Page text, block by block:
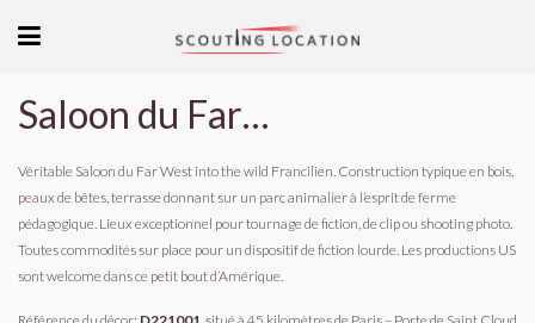
Saloon du Far West into the wild Francilien
Véritable Saloon du Far West into the wild Francilien. Construction typique en bois,
peaux de bêtes, terrasse donnant sur un parc animalier à l’esprit de ferme
pédagogique. Lieux exceptionnel pour tournage de fiction, de clip ou shooting photo.
Toutes commodités sur place pour un dispositif de fiction lourde. Les productions US
sont welcome dans ce petit bout d’Amérique.